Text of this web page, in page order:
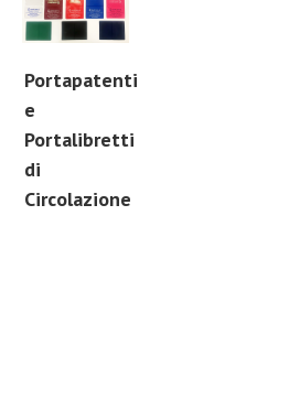
Portapatenti
e
Portalibretti
di
Circolazione